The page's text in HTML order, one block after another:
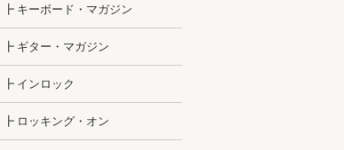
┣ キーボード・マガジン
┣ ギター・マガジン
┣ インロック
┣ ロッキング・オン